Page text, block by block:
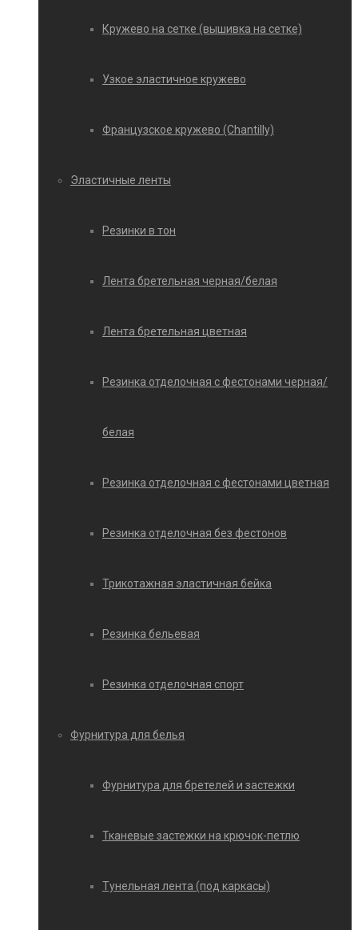
Кружево на сетке (вышивка на сетке)
Узкое эластичное кружево
Французское кружево (Chantilly)
Эластичные ленты
Резинки в тон
Лента бретельная черная/белая
Лента бретельная цветная
Резинка отделочная с фестонами черная/
белая
Резинка отделочная с фестонами цветная
Резинка отделочная без фестонов
Трикотажная эластичная бейка
Резинка бельевая
Резинка отделочная спорт
Фурнитура для белья
Фурнитура для бретелей и застежки
Тканевые застежки на крючок-петлю
Тунельная лента (под каркасы)